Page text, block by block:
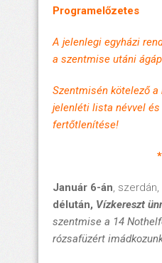
Programelőzetes
A jelenlegi egyházi
a szentmise utáni
Szentmisén kötelező a
jelenléti lista névvel
fertőtlenítése!
*
Január 6-án, szerdán,
délután, Vízkereszt
szentmise a 14
rózsafüzért